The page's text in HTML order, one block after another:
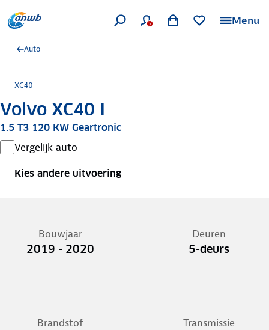
Menu
Auto
XC40
Volvo XC40 I
1.5 T3 120 KW Geartronic
Vergelijk auto
Kies andere uitvoering
Bouwjaar
2019 - 2020
Deuren
5-deurs
Brandstof Transmissie